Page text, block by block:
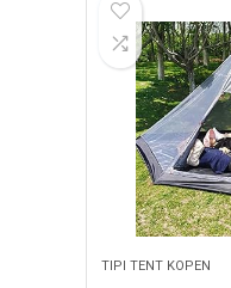
TIPI TENT KOPEN